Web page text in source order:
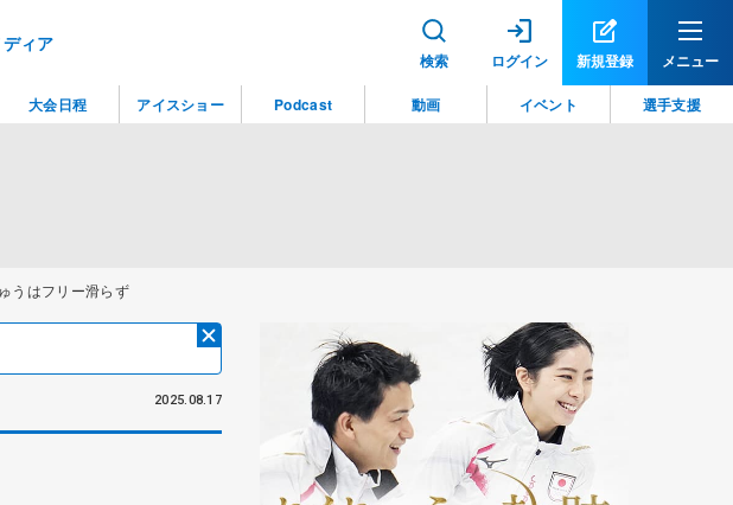
ィア
検索 ログイン 新規登録 メニュー
うはフリー滑らず
2025.08.17
大会日程 アイスショー Podcast 動画 イベント 選手支援